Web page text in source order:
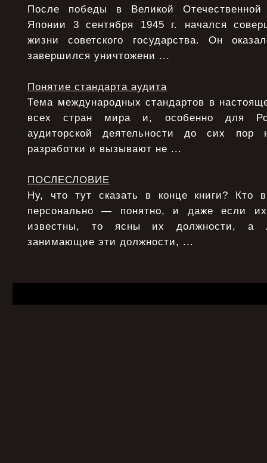
После победы в Великой
Японии 3 сентября 1945 г. начался
жизни советского государства. Он
завершился уничтожени ...
Понятие стандарта аудита
Тема международных стандартов в
всех стран мира и, особенно для
аудиторской деятельности до сих пор
разработки и вызывают не ...
ПОСЛЕСЛОВИЕ
Ну, что тут сказать в конце книги? Кто
персонально — понятно, и даже если
известны, то ясны их должности, а
занимающие эти должности, ...